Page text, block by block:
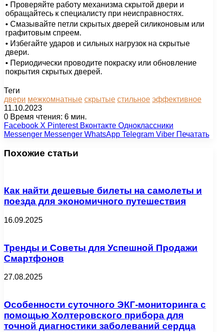
• Проверяйте работу механизма скрытой двери и
обращайтесь к специалисту при неисправностях.
• Смазывайте петли скрытых дверей силиконовым или
графитовым спреем.
• Избегайте ударов и сильных нагрузок на скрытые
двери.
• Периодически проводите покраску или обновление
покрытия скрытых дверей.
Теги
двери межкомнатные скрытые стильное эффективное
11.10.2023
0 Время чтения: 6 мин.
Facebook X Pinterest Вконтакте Одноклассники
Messenger Messenger WhatsApp Telegram Viber Печатать
Похожие статьи
Как найти дешевые билеты на самолеты и
поезда для экономичного путешествия
16.09.2025
Тренды и Советы для Успешной Продажи
Смартфонов
27.08.2025
Особенности суточного ЭКГ-мониторинга с
помощью Холтеровского прибора для
точной диагностики заболеваний сердца